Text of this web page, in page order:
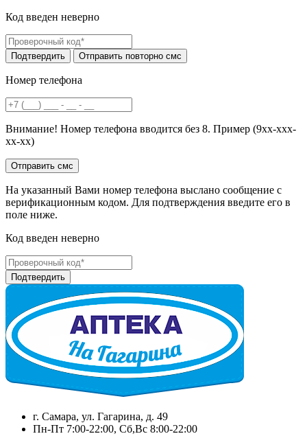
Код введен неверно
Номер телефона
Внимание! Номер телефона вводится без 8. Пример (9хх-ххх-
хх-хх)
На указанный Вами номер телефона выслано сообщение с
верификационным кодом. Для подтверждения введите его в
поле ниже.
Код введен неверно
г. Самара, ул. Гагарина, д. 49
Пн-Пт 7:00-22:00, Сб,Вс 8:00-22:00